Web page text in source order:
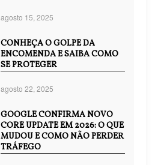
agosto 15, 2025
CONHEÇA O GOLPE DA
ENCOMENDA E SAIBA COMO
SE PROTEGER
agosto 22, 2025
GOOGLE CONFIRMA NOVO
CORE UPDATE EM 2026: O QUE
MUDOU E COMO NÃO PERDER
TRÁFEGO